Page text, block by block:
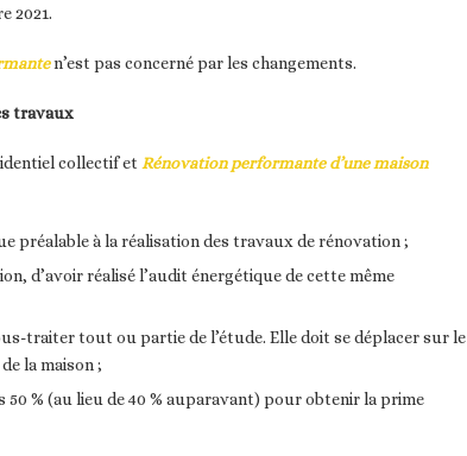
2021.
n’est pas concerné par les changements.
travaux
collectif et Rénovation performante d’une maison
préalable à la réalisation des travaux de rénovation ;
d’avoir réalisé l’audit énergétique de cette même
traiter tout ou partie de l’étude. Elle doit se déplacer sur le
la maison ;
50 % (au lieu de 40 % auparavant) pour obtenir la prime